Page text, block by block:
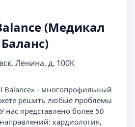
(Медикал
Баланс)
Ленина, д. 100К
Balance» - многопрофильный
решить любые проблемы
нас представлено более 50
кардиология,